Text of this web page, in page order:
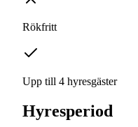
Rökfritt
Upp till 4 hyresgäster
Hyresperiod